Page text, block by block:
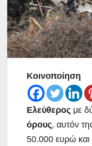
Κοινοποίηση
Ελεύθερος με
όρους, αυτόν
50.000 ευρώ